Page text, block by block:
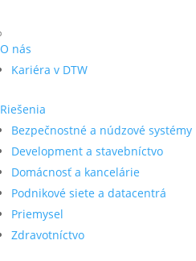
O nás
Kariéra v DTW
Riešenia
Bezpečnostné a núdzové systémy
Development a stavebníctvo
Domácnosť a kancelárie
Podnikové siete a datacentrá
Priemysel
Zdravotníctvo